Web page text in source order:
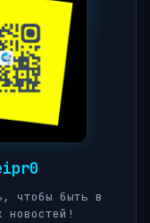
чтобы быть в
новостей!